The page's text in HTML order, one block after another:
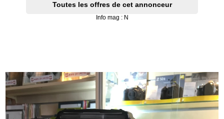
Toutes les offres de cet annonceur
Info mag : N